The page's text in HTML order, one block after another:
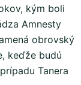
kým boli
Amnesty
obrovský
keďže budú
Tanera